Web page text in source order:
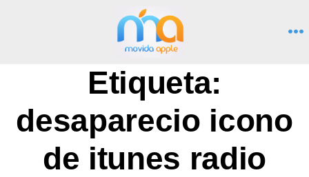
Etiqueta:
desaparecio icono
de itunes radio